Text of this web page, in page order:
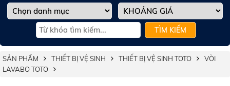
TÌM KIẾM
SẢN PHẨM THIẾT BỊ VỆ SINH THIẾT BỊ VỆ SINH TOTO
VÒI
LAVABO TOTO